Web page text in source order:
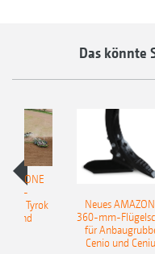
Das könnte
Tyrok
Neues
360-mm-
für
Cenio und